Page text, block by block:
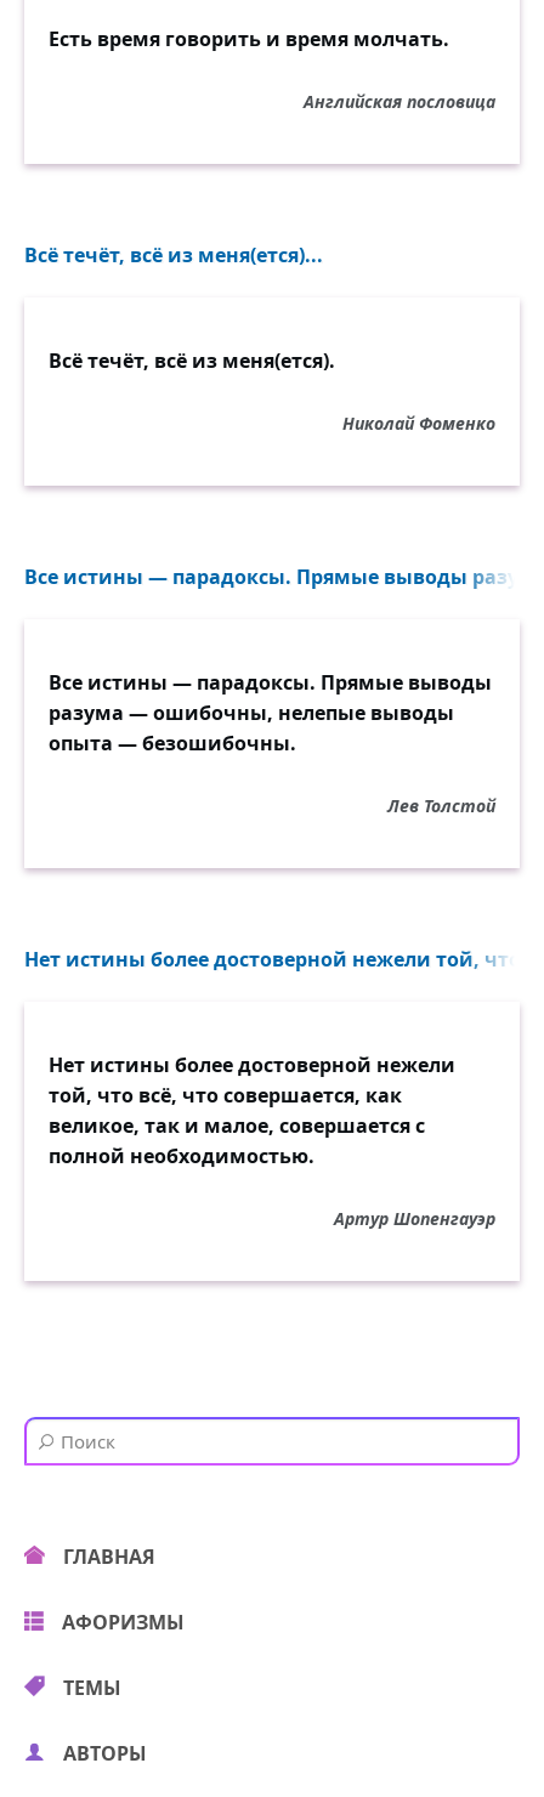
Есть время говорить и время молчать.
Английская пословица
Всё течёт, всё из меня(ется)...
Всё течёт, всё из меня(ется).
Николай Фоменко
Все истины — парадоксы. Прямые выводы
Все истины — парадоксы. Прямые выводы
разума — ошибочны, нелепые выводы
опыта — безошибочны.
Лев Толстой
Нет истины более достоверной нежели той, что
Нет истины более достоверной нежели
той, что всё, что совершается, как
великое, так и малое, совершается с
полной необходимостью.
Артур Шопенгауэр
ГЛАВНАЯ
АФОРИЗМЫ
ТЕМЫ
АВТОРЫ